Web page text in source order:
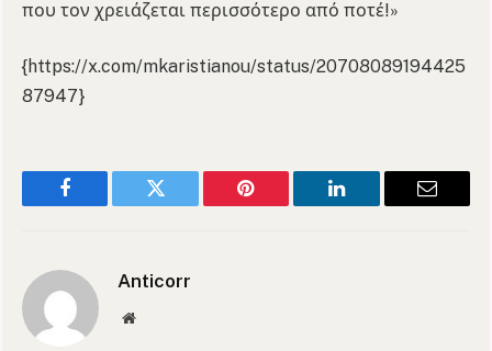
που τον χρειάζεται περισσότερο από ποτέ!»
{https://x.com/mkaristianou/status/20708089194425
87947}
Facebook Twitter Pinterest LinkedIn Email
Anticorr
Website